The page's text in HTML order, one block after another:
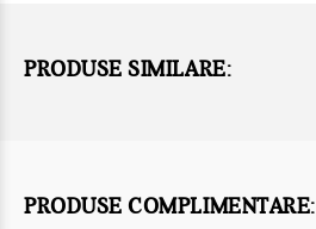
PRODUSE SIMILARE:
PRODUSE COMPLIMENTARE: